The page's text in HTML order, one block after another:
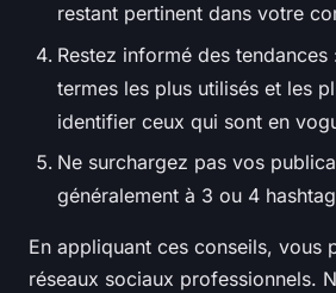
restant pertinent dans votre
Restez informé des
termes les plus utilisés et les
identifier ceux qui sont en
Ne surchargez pas vos
généralement à 3 ou 4
En appliquant ces conseils,
réseaux sociaux professionnels.